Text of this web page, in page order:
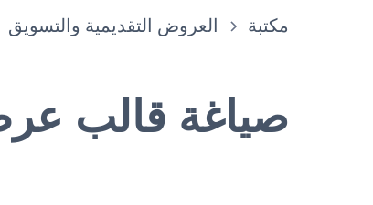
مكتبة العروض التقديمية والتسويق
صياغة قالب